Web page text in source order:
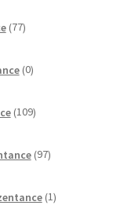
77izdelkov
0izdelkov
109izdelkov
97izdelkov
1izdelek